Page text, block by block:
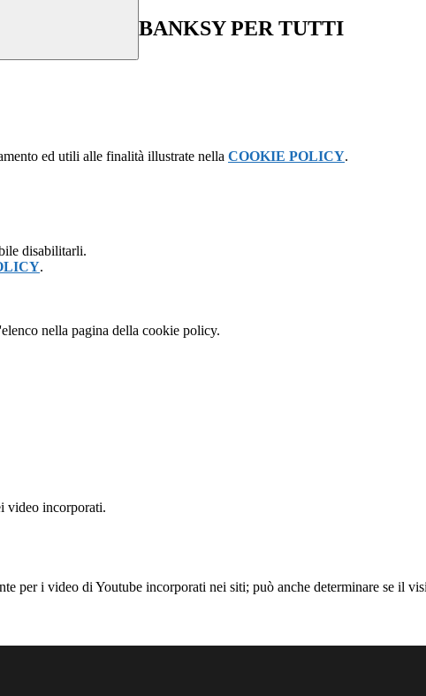
BANKSY PER TUTTI
ed utili alle finalità illustrate nella COOKIE POLICY.
disabilitarli.
.
nella pagina della cookie policy.
video incorporati.
per i video di Youtube incorporati nei siti; può anche determinare se il